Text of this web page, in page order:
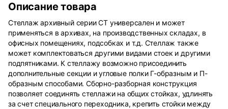
Описание товара
Стеллаж архивный серии СТ универсален и может
применяться в архивах, на производственных складах, в
офисных помещениях, подсобках и т.д. Стеллаж также
может комплектоваться другими видами стоек и другими
подпятниками. К стеллажу возможно присоединить
дополнительные секции и угловые полки Г-образным и П-
образным способами. Сборно-разборная конструкция
позволяет соединять стеллажи на общих стойках, удлинять
за счет специального переходника, крепить стойки между